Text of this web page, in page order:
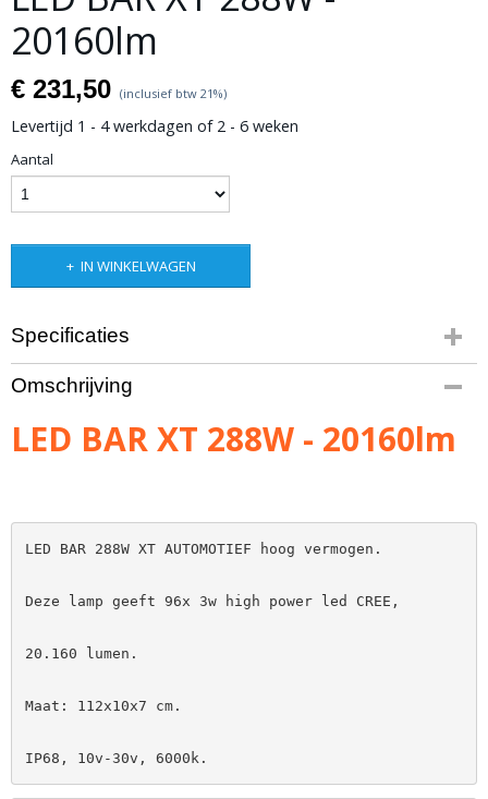
20160lm
€ 231,50 (inclusief btw 21%)
Levertijd 1 - 4 werkdagen of 2 - 6 weken
Aantal
IN WINKELWAGEN
Specificaties
Bruto gewicht
3,00 Kg
Omschrijving
LED BAR XT 288W - 20160lm
LED BAR 288W XT AUTOMOTIEF hoog vermogen.
Deze lamp geeft 96x 3w high power led CREE,
Maat: 112x10x7 cm.
IP68, 10v-30v, 6000k.